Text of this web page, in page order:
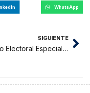
WhatsApp
SIGUIENTE
Jurado Electoral Especial proclamó a nuevas autoridades electas